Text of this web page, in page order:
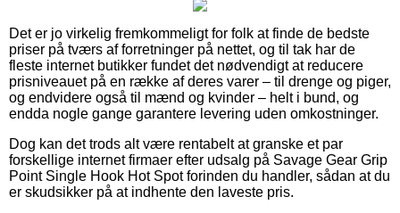
Det er jo virkelig fremkommeligt for folk at finde de bedste
priser på tværs af forretninger på nettet, og til tak har de
fleste internet butikker fundet det nødvendigt at reducere
prisniveauet på en række af deres varer – til drenge og piger,
og endvidere også til mænd og kvinder – helt i bund, og
endda nogle gange garantere levering uden omkostninger.
Dog kan det trods alt være rentabelt at granske et par
forskellige internet firmaer efter udsalg på Savage Gear Grip
Point Single Hook Hot Spot forinden du handler, sådan at du
er skudsikker på at indhente den laveste pris.